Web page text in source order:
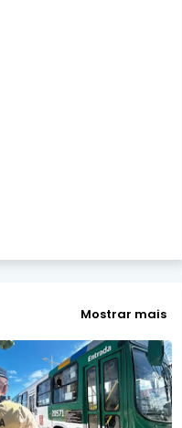
Mostrar mais